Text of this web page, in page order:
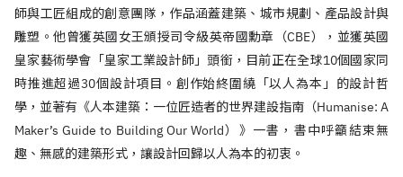
師與工匠組成的創意團隊，作品涵蓋建築、城市規劃、產品設計與
雕塑。他曾獲英國女王頒授司令級英帝國勳章（CBE），並獲英國
皇家藝術學會「皇家工業設計師」頭銜，目前正在全球10個國家同
時推進超過30個設計項目。創作始終圍繞「以人為本」的設計哲
學，並著有《人本建築：一位匠造者的世界建設指南（Humanise: A
Maker’s Guide to Building Our World）》一書，書中呼籲結束無
趣、無感的建築形式，讓設計回歸以人為本的初衷。